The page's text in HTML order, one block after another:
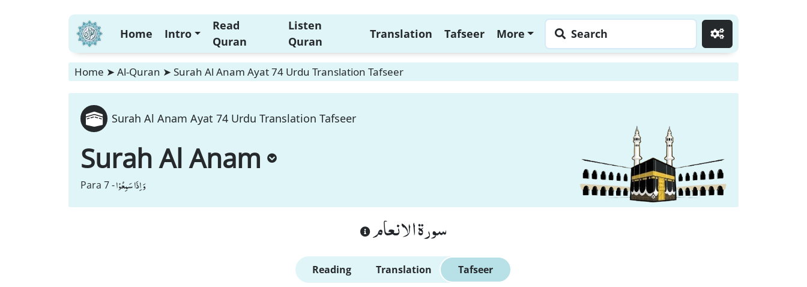
Home Intro
Read
Quran
Listen
Quran
Translation Tafseer More Search
Home ➤ Al-Quran ➤ Surah Al Anam Ayat 74 Urdu Translation Tafseer
Surah Al Anam Ayat 74 Urdu Translation Tafseer
Surah Al Anam
Para 7 -وَ اِذَا سَمِعُوْا
سورة الانعام
Reading Translation Tafseer